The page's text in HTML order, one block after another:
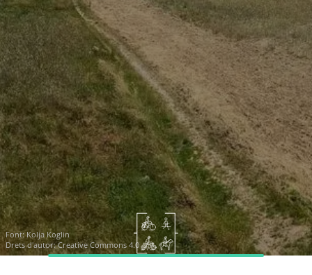
Font:Kolja Koglin
Drets d'autor: Creative Commons 4.0